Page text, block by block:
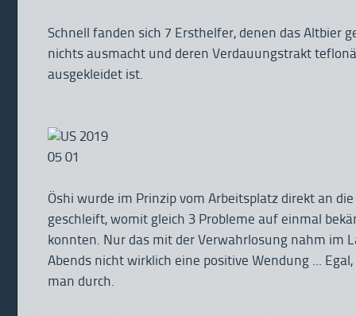
Schnell fanden sich 7 Ersthelfer, denen das Altbier
nichts ausmacht und deren Verdauungstrakt
ausgekleidet ist.
Öshi wurde im Prinzip vom Arbeitsplatz direkt an die
geschleift, womit gleich 3 Probleme auf einmal
konnten. Nur das mit der Verwahrlosung nahm im
Abends nicht wirklich eine positive Wendung ...
man durch.